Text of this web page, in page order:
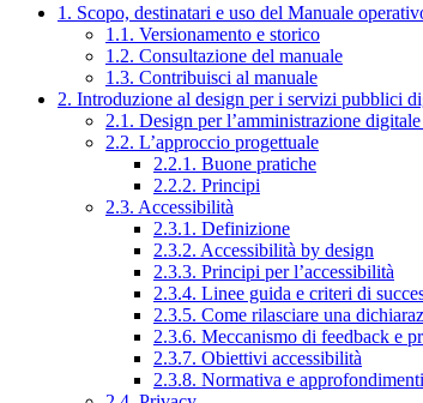
1. Scopo, destinatari e uso del Manuale
1.1. Versionamento e storico
1.2. Consultazione del manuale
1.3. Contribuisci al manuale
2. Introduzione al design per i servizi pubblici
2.1. Design per l’amministrazione
2.2. L’approccio progettuale
2.2.1. Buone pratiche
2.2.2. Principi
2.3. Accessibilità
2.3.1. Definizione
2.3.2. Accessibilità by design
2.3.3. Principi per l’accessibilità
2.3.4. Linee guida e criteri di
2.3.5. Come rilasciare una
2.3.6. Meccanismo di feedback e
2.3.7. Obiettivi accessibilità
2.3.8. Normativa e approfondimenti